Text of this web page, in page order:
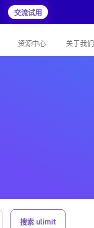
交流试用
资源中心 关于我们
搜索 ulimit